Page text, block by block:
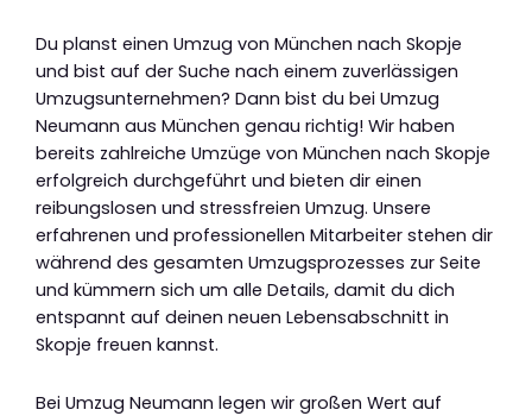
Du planst einen Umzug von München nach Skopje
und bist auf der Suche nach einem zuverlässigen
Umzugsunternehmen? Dann bist du bei Umzug
Neumann aus München genau richtig! Wir haben
bereits zahlreiche Umzüge von München nach Skopje
erfolgreich durchgeführt und bieten dir einen
reibungslosen und stressfreien Umzug. Unsere
erfahrenen und professionellen Mitarbeiter stehen dir
während des gesamten Umzugsprozesses zur Seite
und kümmern sich um alle Details, damit du dich
entspannt auf deinen neuen Lebensabschnitt in
Skopje freuen kannst.
Bei Umzug Neumann legen wir großen Wert auf